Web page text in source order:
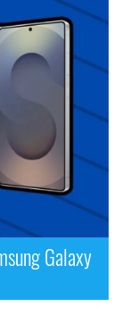
Galaxy